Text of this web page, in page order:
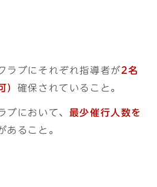
ラブにそれぞれ指導者が2名
） 確保されていること。
ブにおいて、 最少催行人数を
あること。